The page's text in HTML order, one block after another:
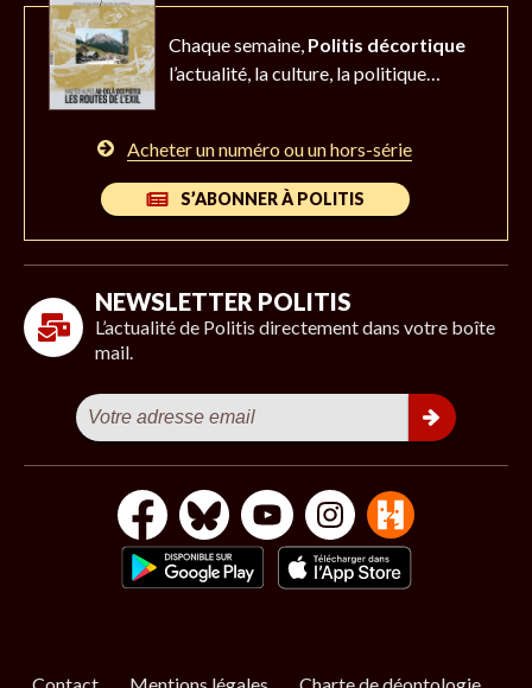
Chaque semaine, Politis décortique
l’actualité, la culture, la politique…
Acheter un numéro ou un hors-série
S’ABONNER À POLITIS
NEWSLETTER POLITIS
L’actualité de Politis directement dans votre boîte
mail.